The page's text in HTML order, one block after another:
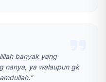
banyak yang
nanya, ya walaupun gk